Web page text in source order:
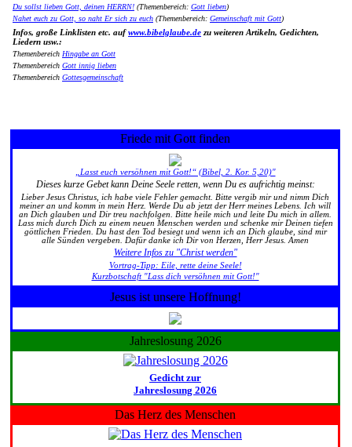
Du sollst lieben Gott, deinen HERRN! (Themenbereich: Gott lieben)
Nahet euch zu Gott, so naht Er sich zu euch (Themenbereich: Gemeinschaft mit Gott)
Infos, große Linklisten etc. aufwww.bibelglaube.de zu weiteren Artikeln, Gedichten,
Liedern usw.:
Themenbereich Hingabe an Gott
Themenbereich Gott innig lieben
Themenbereich Gottesgemeinschaft
Friede mit Gott finden
„Lasst euch versöhnen mit Gott!“ (Bibel, 2. Kor. 5,20)"
Dieses kurze Gebet kann Deine Seele retten, wenn Du es aufrichtig meinst:
Lieber Jesus Christus, ich habe viele Fehler gemacht. Bitte vergib mir und nimm Dich
meiner an und komm in mein Herz. Werde Du ab jetzt der Herr meines Lebens. Ich will
an Dich glauben und Dir treu nachfolgen. Bitte heile mich und leite Du mich in allem.
Lass mich durch Dich zu einem neuen Menschen werden und schenke mir Deinen tiefen
göttlichen Frieden. Du hast den Tod besiegt und wenn ich an Dich glaube, sind mir
alle Sünden vergeben. Dafür danke ich Dir von Herzen, Herr Jesus. Amen
Weitere Infos zu "Christ werden"
Vortrag-Tipp: Eile, rette deine Seele!
Kurzbotschaft "Lass dich versöhnen mit Gott!"
Jesus ist unsere Hoffnung!
Jahreslosung 2026
Gedicht zur
Jahreslosung 2026
Das Herz des Menschen